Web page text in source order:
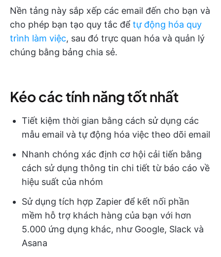
Nền tảng này sắp xếp các email đến cho bạn và
cho phép bạn tạo quy tắc để tự động hóa quy
trình làm việc, sau đó trực quan hóa và quản lý
chúng bằng bảng chia sẻ.
Kéo các tính năng tốt nhất
Tiết kiệm thời gian bằng cách sử dụng các
mẫu email và tự động hóa việc theo dõi email
Nhanh chóng xác định cơ hội cải tiến bằng
cách sử dụng thông tin chi tiết từ báo cáo về
hiệu suất của nhóm
Sử dụng tích hợp Zapier để kết nối phần
mềm hỗ trợ khách hàng của bạn với hơn
5.000 ứng dụng khác, như Google, Slack và
Asana